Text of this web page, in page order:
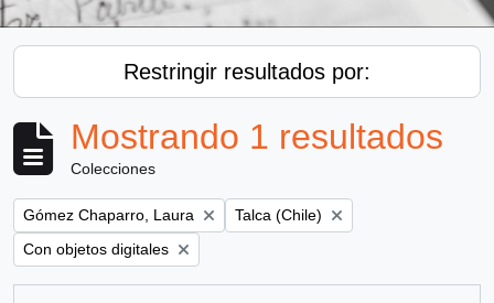
Restringir resultados por:
Mostrando 1 resultados
Colecciones
Remove filter:
Gómez Chaparro, Laura Remove filter:
Talca (Chile)
Remove filter:
Con objetos digitales